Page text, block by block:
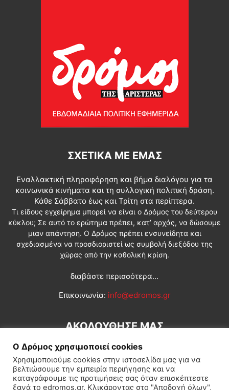
ΣΧΕΤΙΚΆ ΜΕ ΕΜΆΣ
Εναλλακτική πληροφόρηση και βήμα διαλόγου για τα
κοινωνικά κινήματα και τη συλλογική πολιτική δράση.
Κάθε Σάββατο έως και Τρίτη στα περίπτερα.
Τι είδους εγχείρημα μπορεί να είναι ο Δρόμος του δεύτερου
κύκλου; Σε αυτό το ερώτημα πρέπει, κατ’ αρχάς, να δώσουμε
μιαν απάντηση. Ο Δρόμος πρέπει ενσυνείδητα και
σχεδιασμένα να προσδιοριστεί ως συμβολή διεξόδου της
χώρας από την καθολική κρίση.
διαβάστε περισσότερα...
Επικοινωνία: info@edromos.gr
ΑΚΟΛΟΥΘΗΣΕ ΜΑΣ
Ο Δρόμος χρησιμοποιεί cookies
Χρησιμοποιούμε cookies στην ιστοσελίδα μας για να
βελτιώσουμε την εμπειρία περιήγησης και να
καταγράφουμε τις προτιμήσεις σας όταν επισκέπτεστε
ξανά το edromos.gr. Κλικάροντας στο "Αποδοχή όλων",